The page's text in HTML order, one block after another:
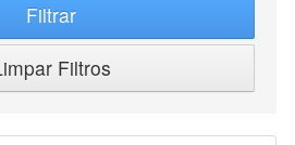
Filtrar
Filtros